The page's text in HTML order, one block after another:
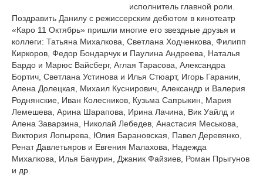
исполнитель главной роли.
Поздравить Данилу с режиссерским дебютом в кинотеатр
«Каро 11 Октябрь» пришли многие его звездные друзья и
коллеги: Татьяна Михалкова, Светлана Ходченкова, Филипп
Киркоров, Федор Бондарчук и Паулина Андреева, Наталья
Бардо и Марюс Вайсберг, Аглая Тарасова, Александра
Бортич, Светлана Устинова и Илья Стюарт, Игорь Гаранин,
Алена Долецкая, Михаил Куснирович, Александр и Валерия
Роднянские, Иван Колесников, Кузьма Сапрыкин, Мария
Лемешева, Арина Шарапова, Ирина Лачина, Вик Уайлд и
Алена Заварзина, Николай Лебедев, Анастасия Меськова,
Виктория Лопырева, Юлия Барановская, Павел Деревянко,
Ренат Давлетьяров и Евгения Малахова, Надежда
Михалкова, Илья Бачурин, Джаник Файзиев, Роман Прыгунов
и др.